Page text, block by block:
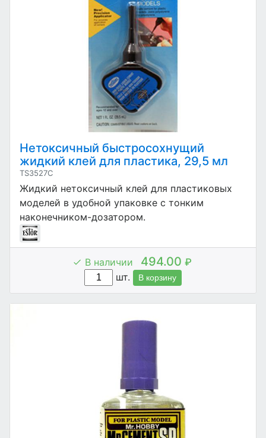
Нетоксичный быстросохнущий
жидкий клей для пластика, 29,5 мл
TS3527C
Жидкий нетоксичный клей для пластиковых
моделей в удобной упаковке с тонким
наконечником-дозатором.
В наличии 494.00 ₽
шт.
В корзину